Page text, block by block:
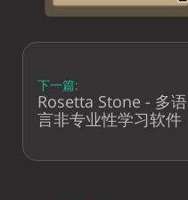
下一篇:
Rosetta Stone - 多语
言非专业性学习软件